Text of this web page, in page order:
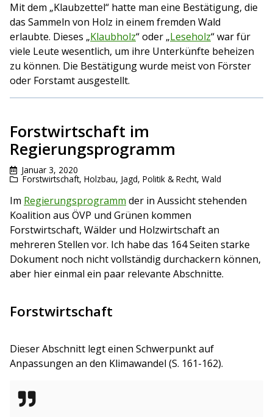
Mit dem „Klaubzettel“ hatte man eine Bestätigung, die
das Sammeln von Holz in einem fremden Wald
erlaubte. Dieses „Klaubholz“ oder „Leseholz“ war für
viele Leute wesentlich, um ihre Unterkünfte beheizen
zu können. Die Bestätigung wurde meist von Förster
oder Forstamt ausgestellt.
Forstwirtschaft im
Regierungsprogramm
Januar 3, 2020
Forstwirtschaft, Holzbau, Jagd, Politik & Recht, Wald
Im Regierungsprogramm der in Aussicht stehenden
Koalition aus ÖVP und Grünen kommen
Forstwirtschaft, Wälder und Holzwirtschaft an
mehreren Stellen vor. Ich habe das 164 Seiten starke
Dokument noch nicht vollständig durchackern können,
aber hier einmal ein paar relevante Abschnitte.
Forstwirtschaft
Dieser Abschnitt legt einen Schwerpunkt auf
Anpassungen an den Klimawandel (S. 161-162).